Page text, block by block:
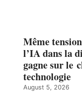
Même
l’IA dans la
gagne sur le
technologie
August 5, 2026